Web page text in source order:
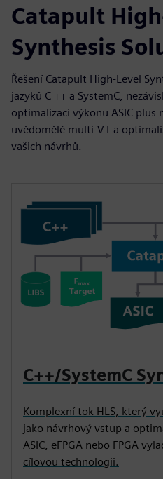
Catapult
Synthesis
Řešení Catapult High-Level
jazyků C ++ a SystemC,
optimalizaci výkonu ASIC plus
uvědomělé multi-VT a
vašich návrhů.
C++/SystemC
Komplexní tok HLS, který
jako návrhový vstup a
ASIC, eFPGA nebo FPGA
cílovou technologii.